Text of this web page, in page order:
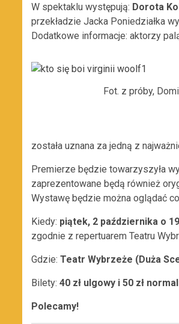
W spektaklu występują: Dorota
przekładzie Jacka Poniedziałka
Dodatkowe informacje: aktorzy
Fot. z próby,
została uznana za jedną z
Premierze będzie towarzyszyła
zaprezentowane będą również
Wystawę będzie można oglądać
Kiedy: piątek, 2 października o
zgodnie z repertuarem Teatru
Gdzie: Teatr Wybrzeże (Duża
Bilety: 40 zł ulgowy i 50 zł
Polecamy!